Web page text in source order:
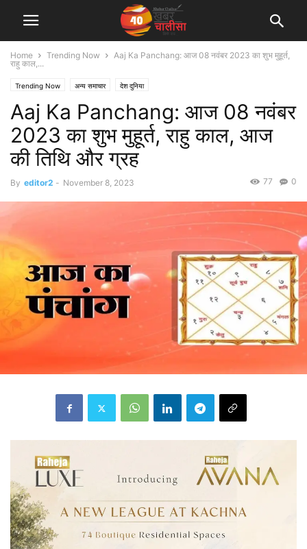
Home Trending Now
Aaj Ka Panchang: आज 08 नवंबर 2023 का शुभ मुहूर्त,
राहु काल,...
Trending Now अन्य समाचार देश दुनिया
Aaj Ka Panchang: आज 08 नवंबर
2023 का शुभ मुहूर्त, राहु काल, आज
की तिथि और ग्रह
By editor2 - November 8, 2023 0
77